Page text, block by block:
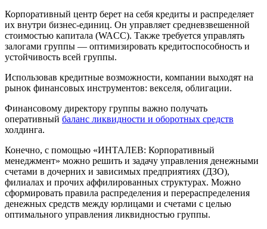
Корпоративный центр берет на себя кредиты и распределяет
их внутри бизнес-единиц. Он управляет средневзвешенной
стоимостью капитала (WACC). Также требуется управлять
залогами группы — оптимизировать кредитоспособность и
устойчивость всей группы.
Использовав кредитные возможности, компании выходят на
рынок финансовых инструментов: векселя, облигации.
Финансовому директору группы важно получать
оперативный баланс ликвидности и оборотных средств
холдинга.
Конечно, с помощью «ИНТАЛЕВ: Корпоративный
менеджмент» можно решить и задачу управления денежными
счетами в дочерних и зависимых предприятиях (ДЗО),
филиалах и прочих аффилированных структурах. Можно
сформировать правила распределения и перераспределения
денежных средств между юрлицами и счетами с целью
оптимального управления ликвидностью группы.